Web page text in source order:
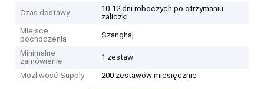
Czas dostawy
10-12 dni roboczych po otrzymaniu
zaliczki
Miejsce
pochodzenia
Szanghaj
Minimalne
zamówienie
1 zestaw
Możliwość Supply 200 zestawów miesięcznie